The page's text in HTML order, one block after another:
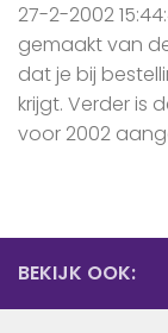
27-2-2002
gemaakt van
dat je bij
krijgt. Verder is
voor 2002
BEKIJK OOK: